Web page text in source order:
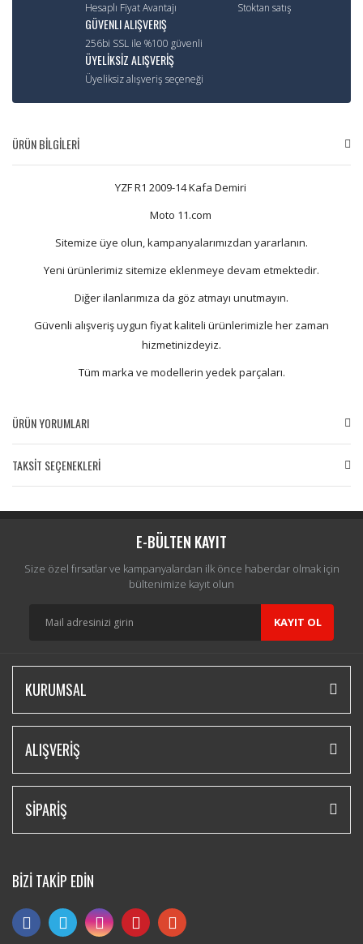
Hesaplı Fiyat Avantajı Stoktan satış
GÜVENLI ALIŞVERIŞ
256bi SSL ile %100 güvenli
ÜYELİKSİZ ALIŞVERİŞ
Üyeliksiz alışveriş seçeneği
ÜRÜN BİLGİLERİ
YZF R1 2009-14 Kafa Demiri
Moto 11.com
Sitemize üye olun, kampanyalarımızdan yararlanın.
Yeni ürünlerimiz sitemize eklenmeye devam etmektedir.
Diğer ilanlarımıza da göz atmayı unutmayın.
Güvenli alışveriş uygun fiyat kaliteli ürünlerimizle her zaman
hizmetinizdeyiz.
Tüm marka ve modellerin yedek parçaları.
ÜRÜN YORUMLARI
Yorum Yaz
TAKSİT SEÇENEKLERİ
E-BÜLTEN KAYIT
Size özel fırsatlar ve kampanyalardan ilk önce haberdar olmak için
bültenimize kayıt olun
KAYIT OL
KURUMSAL
ALIŞVERİŞ
SİPARİŞ
BİZİ TAKİP EDİN